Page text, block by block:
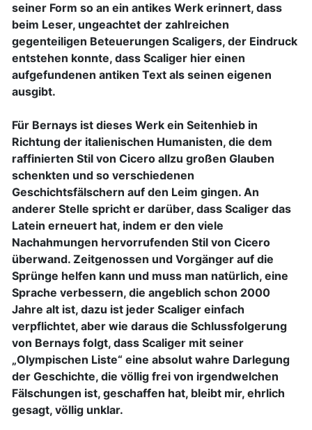
seiner Form so an ein antikes Werk erinnert, dass
beim Leser, ungeachtet der zahlreichen
gegenteiligen Beteuerungen Scaligers, der Eindruck
entstehen konnte, dass Scaliger hier einen
aufgefundenen antiken Text als seinen eigenen
ausgibt.
Für Bernays ist dieses Werk ein Seitenhieb in
Richtung der italienischen Humanisten, die dem
raffinierten Stil von Cicero allzu großen Glauben
schenkten und so verschiedenen
Geschichtsfälschern auf den Leim gingen. An
anderer Stelle spricht er darüber, dass Scaliger das
Latein erneuert hat, indem er den viele
Nachahmungen hervorrufenden Stil von Cicero
überwand. Zeitgenossen und Vorgänger auf die
Sprünge helfen kann und muss man natürlich, eine
Sprache verbessern, die angeblich schon 2000
Jahre alt ist, dazu ist jeder Scaliger einfach
verpflichtet, aber wie daraus die Schlussfolgerung
von Bernays folgt, dass Scaliger mit seiner
„Olympischen Liste“ eine absolut wahre Darlegung
der Geschichte, die völlig frei von irgendwelchen
Fälschungen ist, geschaffen hat, bleibt mir, ehrlich
gesagt, völlig unklar.